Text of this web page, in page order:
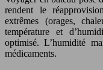
rendent le
extrêmes (orages,
température et
optimisé. L’humidité
médicaments.